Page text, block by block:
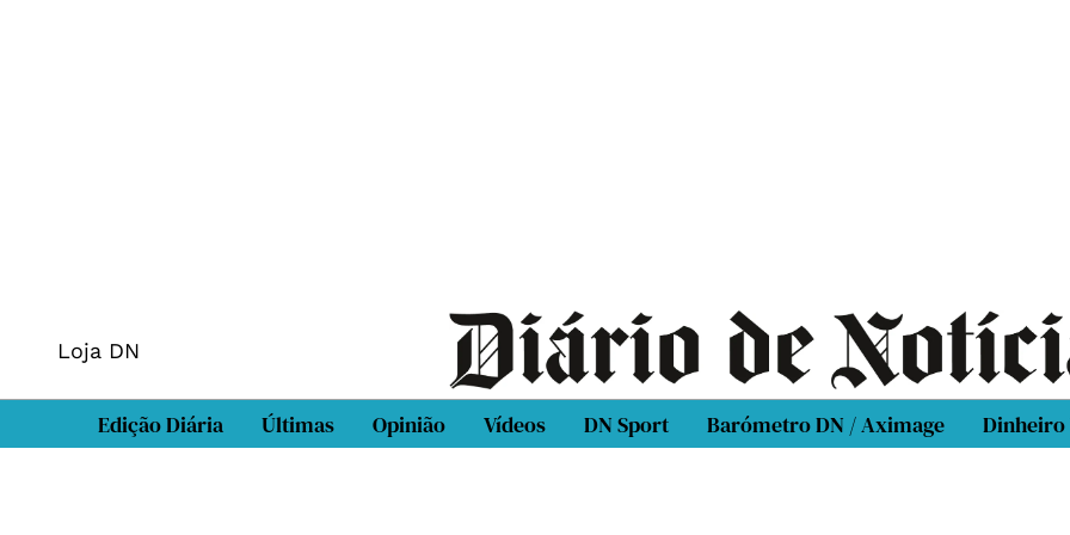
Loja DN
Edição Diária Últimas Opinião Vídeos DN Sport Barómetro DN / Aximage Dinheiro